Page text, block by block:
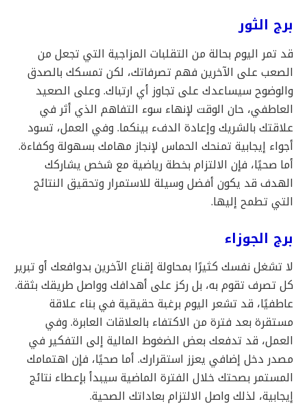
برج الثور
قد تمر اليوم بحالة من التقلبات المزاجية التي تجعل من
الصعب على الآخرين فهم تصرفاتك، لكن تمسكك بالصدق
والوضوح سيساعدك على تجاوز أي ارتباك. وعلى الصعيد
العاطفي، حان الوقت لإنهاء سوء التفاهم الذي أثر في
علاقتك بالشريك وإعادة الدفء بينكما. وفي العمل، تسود
أجواء إيجابية تمنحك الحماس لإنجاز مهامك بسهولة وكفاءة.
أما صحيًا، فإن الالتزام بخطة رياضية مع شخص يشاركك
الهدف قد يكون أفضل وسيلة للاستمرار وتحقيق النتائج
التي تطمح إليها.
برج الجوزاء
لا تشغل نفسك كثيرًا بمحاولة إقناع الآخرين بدوافعك أو تبرير
كل تصرف تقوم به، بل ركز على أهدافك وواصل طريقك بثقة.
عاطفيًا، قد تشعر اليوم برغبة حقيقية في بناء علاقة
مستقرة بعد فترة من الاكتفاء بالعلاقات العابرة. وفي
العمل، قد تدفعك بعض الضغوط المالية إلى التفكير في
مصدر دخل إضافي يعزز استقرارك. أما صحيًا، فإن اهتمامك
المستمر بصحتك خلال الفترة الماضية سيبدأ بإعطاء نتائج
إيجابية، لذلك واصل الالتزام بعاداتك الصحية.